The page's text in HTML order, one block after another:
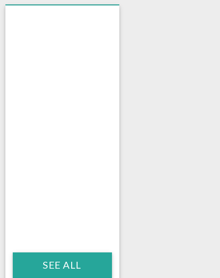
SEE ALL